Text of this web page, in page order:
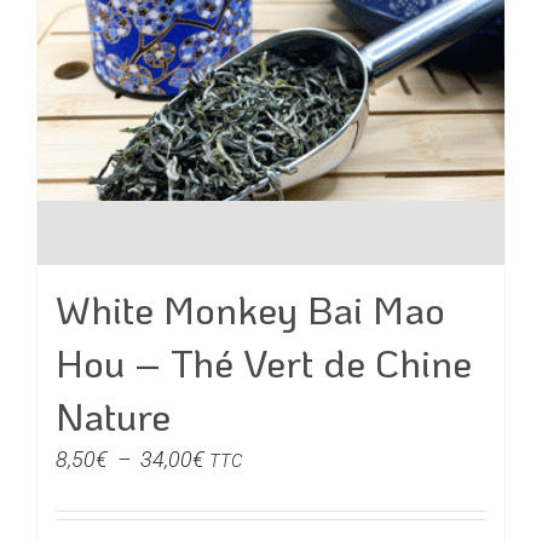
du
produit
White Monkey Bai Mao
Hou – Thé Vert de Chine
Nature
8,50€ – 34,00€Plage
prix :
TTC